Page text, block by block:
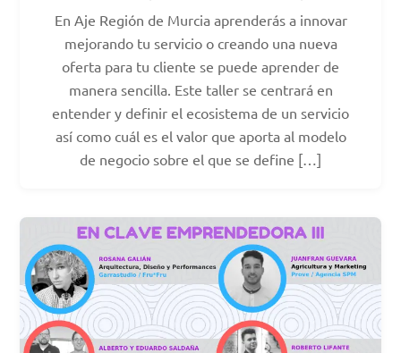
En Aje Región de Murcia aprenderás a innovar
mejorando tu servicio o creando una nueva
oferta para tu cliente se puede aprender de
manera sencilla. Este taller se centrará en
entender y definir el ecosistema de un servicio
así como cuál es el valor que aporta al modelo
de negocio sobre el que se define […]